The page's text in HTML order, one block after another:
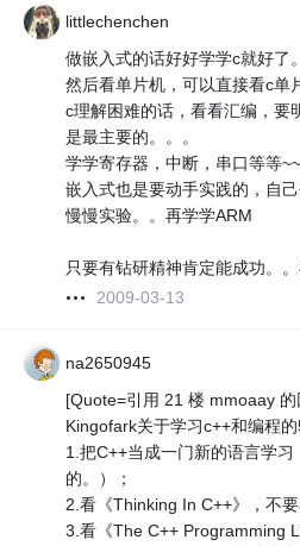
littlechenchen
做嵌入式的话好好学学c就好了
然后看单片机，可以直接看c单
c理解困难的话，看看汇编，要
是最主要的。。。
学学寄存器，中断，串口等等
嵌入式也是要动手实践的，自
慢慢实验。。再学学ARM
只要有钻研精神肯定能成功。
2009-03-13
na2650945
[Quote=引用 21 楼 mmoaay 的
Kingofark关于学习c++和编程的
1.把C++当成一门新的语言学
的。）；
2.看《Thinking In C++》，不
3.看《The C++ Programming